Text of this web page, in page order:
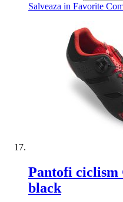
Salveaza in Favorite
Pantofi
black